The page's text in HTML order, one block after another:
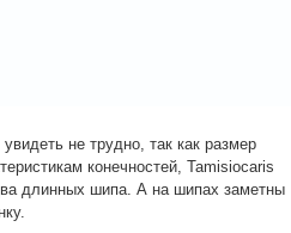
не трудно, так как размер
конечностей, Tamisiocaris
длинных шипа. А на шипах заметны